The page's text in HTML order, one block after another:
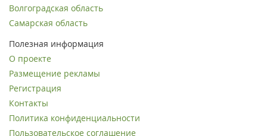
Волгоградская область
Самарская область
Полезная информация
О проекте
Размещение рекламы
Регистрация
Контакты
Политика конфиденциальности
Пользовательское соглашение